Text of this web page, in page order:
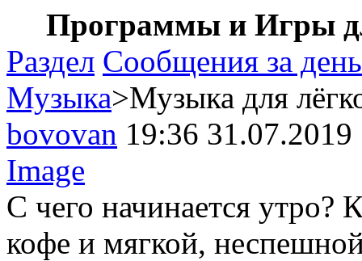
Программы и Игры
Раздел Сообщения за день
Музыка>Музыка для
bovovan 19:36 31.07.2019
Image
С чего начинается утро?
кофе и мягкой,